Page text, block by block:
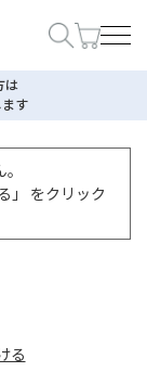
は
す
」 をクリック
る